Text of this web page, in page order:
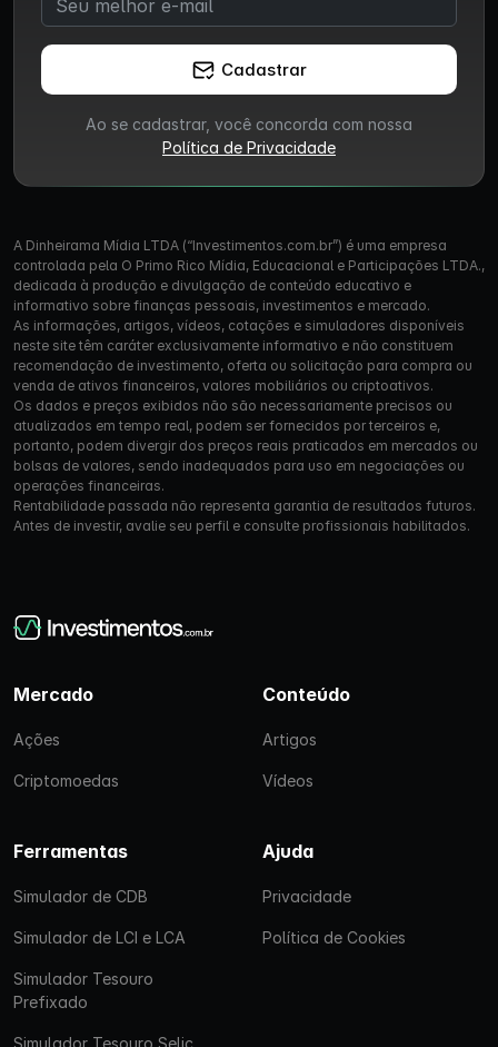
Cadastrar
Ao se cadastrar, você concorda com nossa
Política de Privacidade
A Dinheirama Mídia LTDA (“Investimentos.com.br”) é uma empresa
controlada pela O Primo Rico Mídia, Educacional e Participações LTDA.,
dedicada à produção e divulgação de conteúdo educativo e
informativo sobre finanças pessoais, investimentos e mercado.
As informações, artigos, vídeos, cotações e simuladores disponíveis
neste site têm caráter exclusivamente informativo e não constituem
recomendação de investimento, oferta ou solicitação para compra ou
venda de ativos financeiros, valores mobiliários ou criptoativos.
Os dados e preços exibidos não são necessariamente precisos ou
atualizados em tempo real, podem ser fornecidos por terceiros e,
portanto, podem divergir dos preços reais praticados em mercados ou
bolsas de valores, sendo inadequados para uso em negociações ou
operações financeiras.
Rentabilidade passada não representa garantia de resultados futuros.
Antes de investir, avalie seu perfil e consulte profissionais habilitados.
Mercado
Ações
Criptomoedas
Conteúdo
Artigos
Vídeos
Ferramentas
Simulador de CDB
Simulador de LCI e LCA
Simulador Tesouro
Prefixado
Simulador Tesouro Selic
Ajuda
Privacidade
Política de Cookies